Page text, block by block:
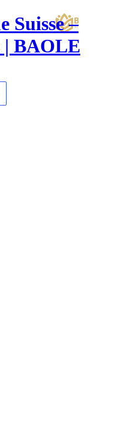
Suisse –
BAOLE